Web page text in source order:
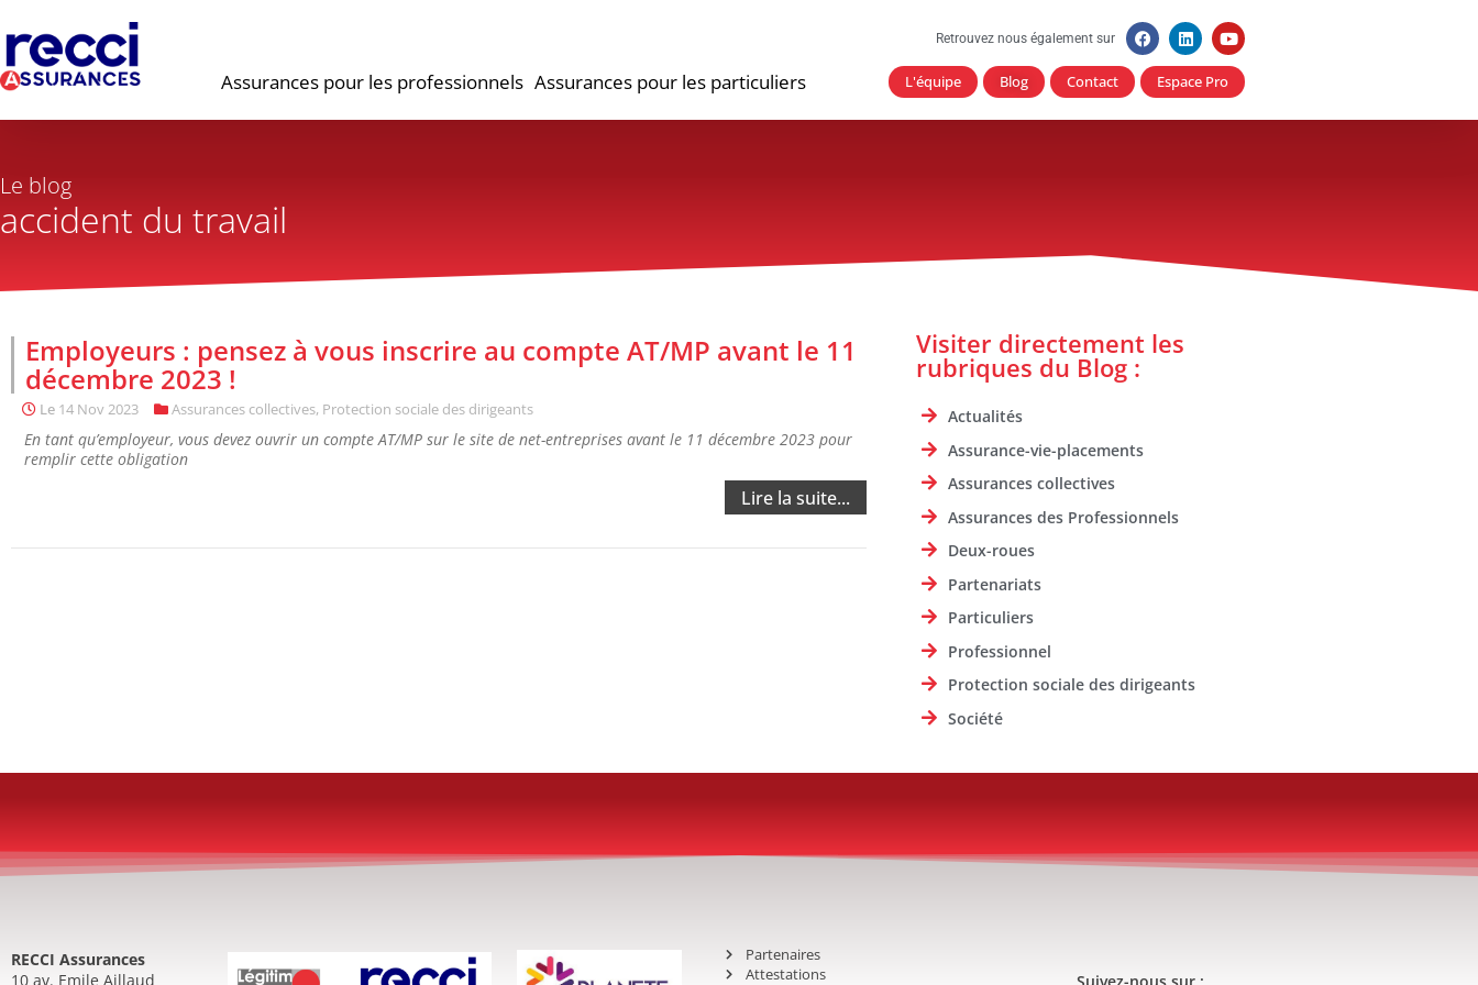
Assurances pour les professionnels Assurances pour les particuliers
Retrouvez nous également sur
L'équipe Blog Contact Espace Pro
Le blog
accident du travail
Employeurs : pensez à vous inscrire au compte AT/MP avant le 11
décembre 2023 !
Le 14 Nov 2023 Assurances collectives, Protection sociale des dirigeants
En tant qu’employeur, vous devez ouvrir un compte AT/MP sur le site de net-entreprises avant le 11 décembre 2023 pour
remplir cette obligation
Lire la suite...
Visiter directement les
rubriques du Blog :
Actualités
Assurance-vie-placements
Assurances collectives
Assurances des Professionnels
Deux-roues
Partenariats
Particuliers
Professionnel
Protection sociale des dirigeants
Société
RECCI Assurances
10 av. Emile Aillaud
Partenaires
Attestations
Suivez-nous sur :